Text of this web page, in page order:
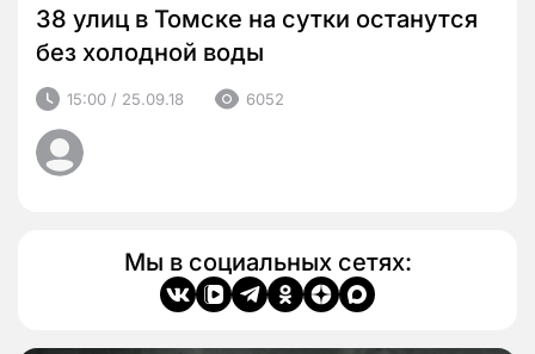
38 улиц в Томске на сутки останутся
без холодной воды
15:00 / 25.09.18 6052
Мы в социальных сетях: